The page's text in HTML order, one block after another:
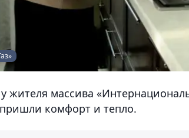
жителя массива
комфорт и тепло.